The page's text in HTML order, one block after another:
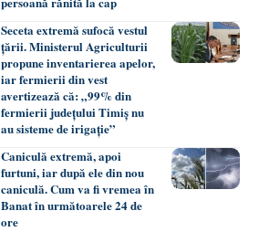
Seceta extremă sufocă vestul
țării. Ministerul Agriculturii
propune inventarierea apelor,
iar fermierii din vest
avertizează că: „99% din
fermierii județului Timiș nu
au sisteme de irigație”
Caniculă extremă, apoi
furtuni, iar după ele din nou
caniculă. Cum va fi vremea în
Banat în următoarele 24 de
ore